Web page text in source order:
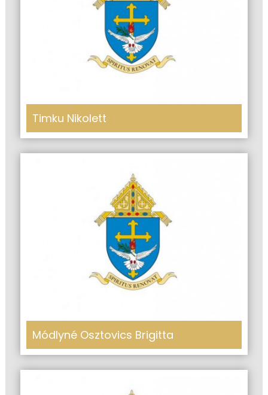
Timku Nikolett
Módlyné Osztovics Brigitta